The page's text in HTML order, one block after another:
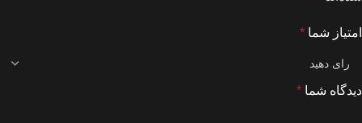
امتیاز شما *
دیدگاه شما *